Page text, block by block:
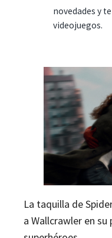
novedades y
videojuegos.
La taquilla de
a Wallcrawler en